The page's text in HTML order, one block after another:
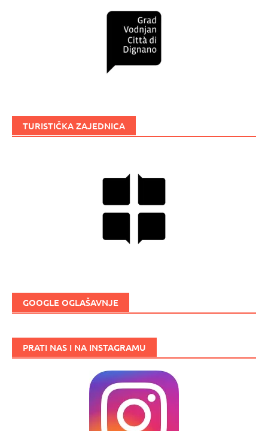
TURISTIČKA ZAJEDNICA
GOOGLE OGLAŠAVNJE
PRATI NAS I NA INSTAGRAMU